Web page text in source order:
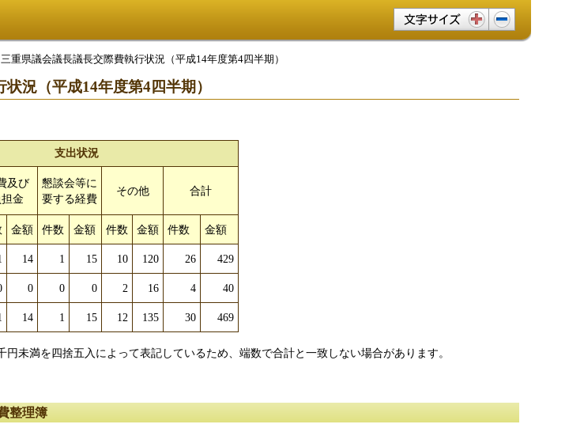
文字サイズ変更
重県議会議長議長交際費執行状況（平成14年度第4四半期）
況（平成14年度第4四半期）
支出状況
及び
金
懇談会等に
要する経費
その他 合計
金額 件数 金額 件数 金額 件数 金額
14 1 15 10 120 26 429
0 0 0 2 16 4 40
14 1 15 12 135 30 469
未満を四捨五入によって表記しているため、端数で合計と一致しない場合があります。
整理簿